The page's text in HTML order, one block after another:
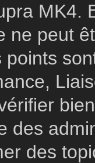
MK4.
ne peut
points
des
des